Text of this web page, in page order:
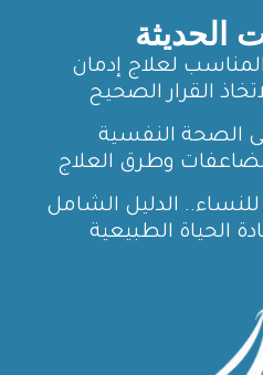
الحديثة
لعلاج إدمان
القرار الصحيح
الصحة النفسية
وطرق العلاج
الدليل الشامل
الحياة الطبيعية